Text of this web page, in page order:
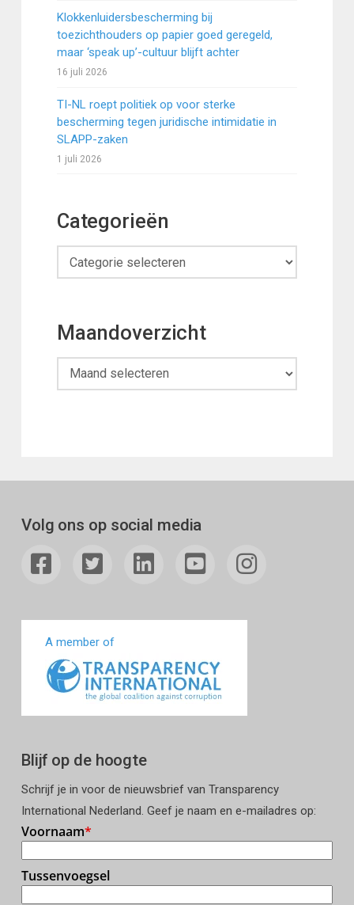
Klokkenluidersbescherming bij
toezichthouders op papier goed geregeld,
maar ‘speak up’-cultuur blijft achter
16 juli 2026
TI-NL roept politiek op voor sterke
bescherming tegen juridische intimidatie in
SLAPP-zaken
1 juli 2026
Categorieën
Categorieën
Maandoverzicht
Maandoverzicht
Volg ons op social media
A member of
Blijf op de hoogte
Schrijf je in voor de nieuwsbrief van Transparency
International Nederland. Geef je naam en e-mailadres op: